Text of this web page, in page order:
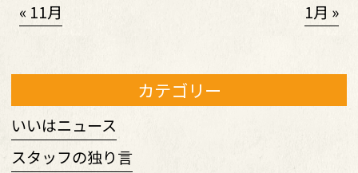
« 11月 1月 »
カテゴリー
いいはニュース
スタッフの独り言